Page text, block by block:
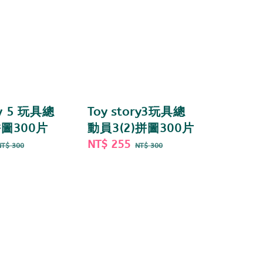
5 玩具總
300片
300
Toy story3玩具總
動員3(2)拼圖300片
Sale
NT$ 255 Regular
NT$ 300